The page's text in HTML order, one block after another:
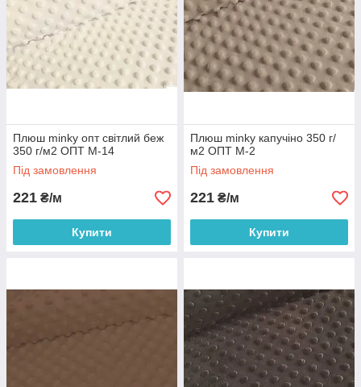
Плюш minky опт світлий беж
350 г/м2 ОПТ М-14
Під замовлення
221 ₴/м
Купити
Плюш minky капучіно 350 г/
м2 ОПТ М-2
Під замовлення
221 ₴/м
Купити